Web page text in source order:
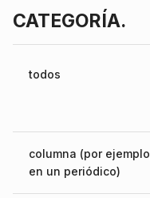
CATEGORÍA.
todos
columna (por ejemplo,
en un periódico)